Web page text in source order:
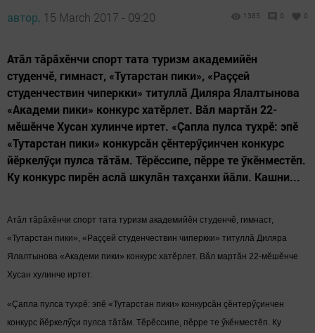
автор, 15 March 2017 - 09:20 1385 0 0
Атăл тăрăхӗнчи спорт тата туризм академийӗн
студенчӗ, гимнаст, «Тутарстан пики», «Раççей
студенчествин чиперкки» титуллă Диляра Ялалтынова
«Академи пики» конкурс хатӗрлет. Вăл мартăн 22-
мӗшӗнче Хусан хулинче иртет. «Çапла пулса тухрӗ: эпӗ
«Тутарстан пики» конкурсăн çӗнтерӳçинчен конкурс
йӗркелӳçи пулса тăтăм. Тӗрӗссипе, пӗрре те ӳкӗнместӗп.
Ку конкурс пирӗн аслă шкулăн тахçанхи йăли. Кашни...
Атăл тăрăхӗнчи спорт тата туризм академийӗн студенчӗ, гимнаст,
«Тутарстан пики», «Раççей студенчествин чиперкки» титуллă Диляра
Ялалтынова «Академи пики» конкурс хатӗрлет. Вăл мартăн 22-мӗшӗнче
Хусан хулинче иртет.
«Çапла пулса тухрӗ: эпӗ «Тутарстан пики» конкурсăн çӗнтерӳçинчен
конкурс йӗркелӳçи пулса тăтăм. Тӗрӗссипе, пӗрре те ӳкӗнместӗп. Ку